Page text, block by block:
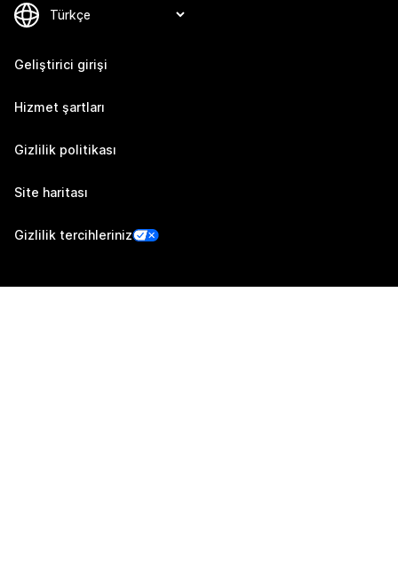
Geliştirici girişi
Hizmet şartları
Gizlilik politikası
Site haritası
Gizlilik tercihleriniz